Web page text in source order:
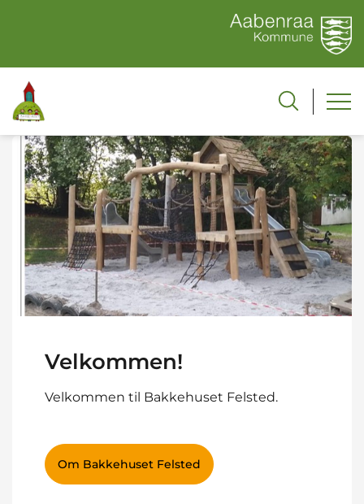
Velkommen!
Velkommen til Bakkehuset Felsted.
Om Bakkehuset Felsted